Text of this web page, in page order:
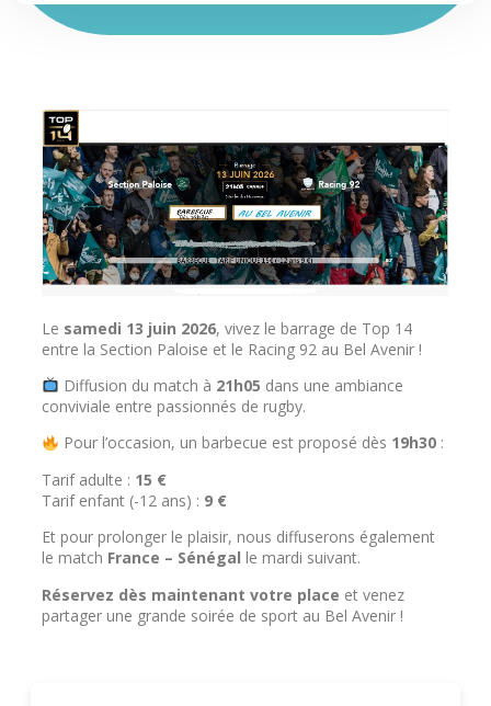
Le samedi 13 juin 2026, vivez le barrage de Top 14
entre la Section Paloise et le Racing 92 au Bel Avenir !
Diffusion du match à 21h05 dans une ambiance
conviviale entre passionnés de rugby.
Pour l’occasion, un barbecue est proposé dès 19h30:
Tarif adulte : 15 €
Tarif enfant (-12 ans) : 9 €
Et pour prolonger le plaisir, nous diffuserons également
le match France – Sénégal le mardi suivant.
Réservez dès maintenant votre place et venez
partager une grande soirée de sport au Bel Avenir !